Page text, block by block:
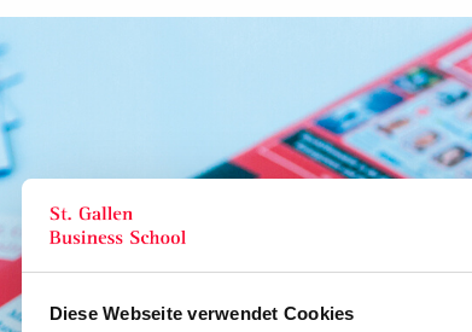
Diese Webseite verwendet Cookies